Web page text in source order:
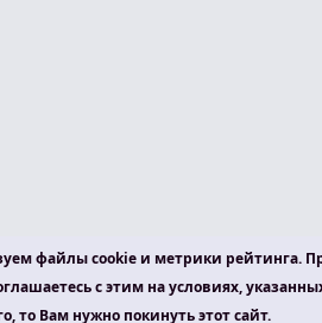
файлы cookie и метрики рейтинга.
с этим на условиях,
то Вам нужно покинуть этот сайт.